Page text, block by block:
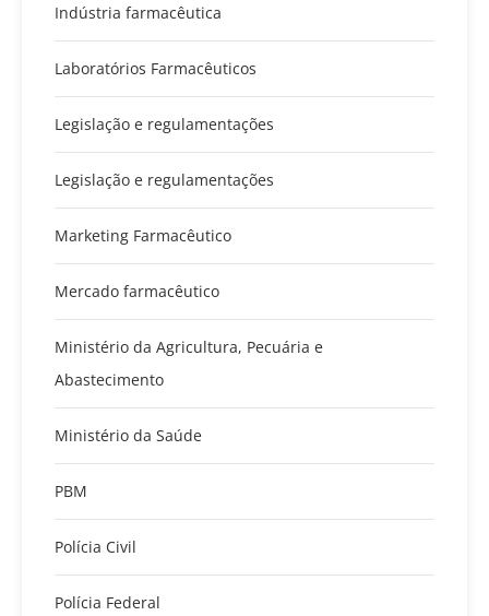
Indústria farmacêutica
Laboratórios Farmacêuticos
Legislação e regulamentações
Legislação e regulamentações
Marketing Farmacêutico
Mercado farmacêutico
Ministério da Agricultura, Pecuária e
Abastecimento
Ministério da Saúde
PBM
Polícia Civil
Polícia Federal